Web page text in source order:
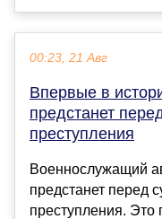
00:23, 21 Авг
Впервые в
предстанет
преступления
Военнослужащий
предстанет перед
преступления. Это